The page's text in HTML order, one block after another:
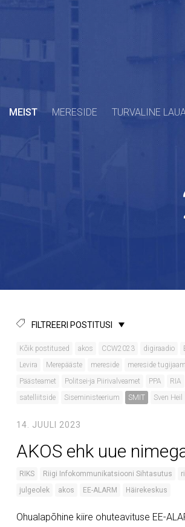
MEIST MERESIDE TURVALINE
FILTREERI POSTITUSI
Kõik postitused akos CCW2023 digiraadio
Levira
Merepääste mereside mereside tugijaam
Päästeamet
Politsei-ja Piirivalveamet PPA RIA
satelliitside
Siseministeerium SMIT Sven Heil
14. JUULI 2023
AKOS ehk uue
RIKS Riigi Infokommunikatsiooni Sihtasutus
julgeolek
akos EE-ALARM Häirekeskus
Ohualapõhine kiire ohuteavituse EE-